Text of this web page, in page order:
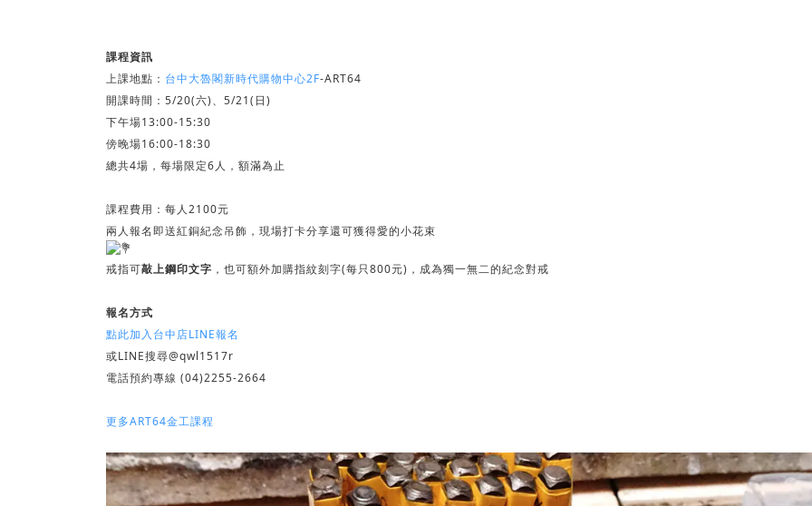
課程資訊
上課地點： 台中大魯閣新時代購物中心2F-ART64
開課時間：5/20(六)、5/21(日)
下午場13:00-15:30
傍晚場16:00-18:30
總共4場，每場限定6人，額滿為止
課程費用：每人2100元
兩人報名即送紅銅紀念吊飾，現場打卡分享還可獲得愛的小花束
戒指可敲上鋼印文字 ，也可額外加購指紋刻字(每只800元)，成為獨一無二的紀念對戒
報名方式
點此加入台中店LINE報名
或LINE搜尋@qwl1517r
電話預約專線 (04)2255-2664
更多ART64金工課程